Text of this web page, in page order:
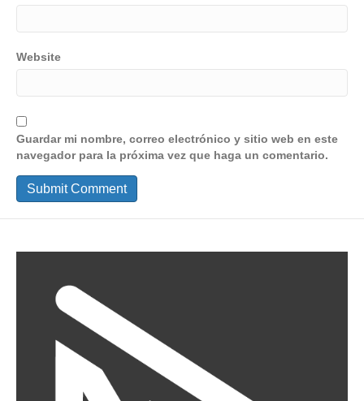
Website
Guardar mi nombre, correo electrónico y sitio web en este
navegador para la próxima vez que haga un comentario.